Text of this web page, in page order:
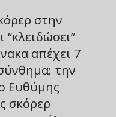
στην
απέχει 7
την
Ευθύμης
σκόρερ